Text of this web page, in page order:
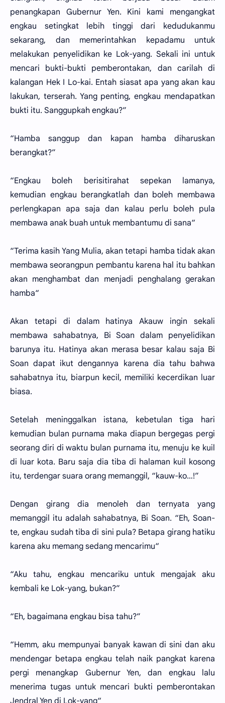
penangkapan Gubernur Yen. Kini kami mengangkat
engkau setingkat lebih tinggi dari kedudukanmu
sekarang, dan memerintahkan kepadamu untuk
melakukan penyelidikan ke Lok-yang. Sekali ini untuk
mencari bukti-bukti pemberontakan, dan carilah di
kalangan Hek I Lo-kai. Entah siasat apa yang akan kau
lakukan, terserah. Yang penting, engkau mendapatkan
bukti itu. Sanggupkah engkau?”
“Hamba sanggup dan kapan hamba diharuskan
berangkat?”
“Engkau boleh berisitirahat sepekan lamanya,
kemudian engkau berangkatlah dan boleh membawa
perlengkapan apa saja dan kalau perlu boleh pula
membawa anak buah untuk membantumu di sana“
“Terima kasih Yang Mulia, akan tetapi hamba tidak akan
membawa seorangpun pembantu karena hal itu bahkan
akan menghambat dan menjadi penghalang gerakan
hamba“
Akan tetapi di dalam hatinya Akauw ingin sekali
membawa sahabatnya, Bi Soan dalam penyelidikan
barunya itu. Hatinya akan merasa besar kalau saja Bi
Soan dapat ikut dengannya karena dia tahu bahwa
sahabatnya itu, biarpun kecil, memiliki kecerdikan luar
biasa.
Setelah meninggalkan istana, kebetulan tiga hari
kemudian bulan purnama maka diapun bergegas pergi
seorang diri di waktu bulan purnama itu, menuju ke kuil
di luar kota. Baru saja dia tiba di halaman kuil kosong
itu, terdengar suara orang memanggil, “kauw-ko…!”
Dengan girang dia menoleh dan ternyata yang
memanggil itu adalah sahabatnya, Bi Soan. “Eh, Soan-
te, engkau sudah tiba di sini pula? Betapa girang hatiku
karena aku memang sedang mencarimu“
“Aku tahu, engkau mencariku untuk mengajak aku
kembali ke Lok-yang, bukan?”
“Eh, bagaimana engkau bisa tahu?”
“Hemm, aku mempunyai banyak kawan di sini dan aku
mendengar betapa engkau telah naik pangkat karena
pergi menangkap Gubernur Yen, dan engkau lalu
menerima tugas untuk mencari bukti pemberontakan
Jendral Yen di Lok-yang“